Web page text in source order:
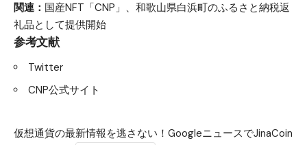
関連： 国産NFT「CNP」、和歌山県白浜町のふるさと納税返
礼品として提供開始
参考文献
Twitter
CNP公式サイト
仮想通貨の最新情報を逃さない！GoogleニュースでJinaCoin